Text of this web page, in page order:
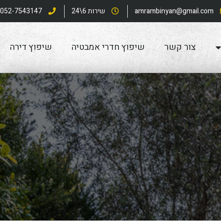
amrambinyan@gmail.com שירות 6\24 052-7543147
צור קשר שיפוץ חדרי אמבטיה שיפוץ דירה